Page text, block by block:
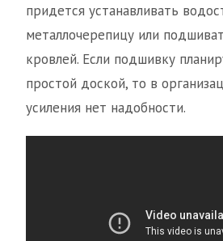
придется устанавливать
металлочерепицу или
кровлей. Если подшивку
простой доской, то в
усиления нет надобности.